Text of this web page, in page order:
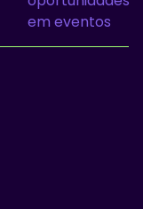
em eventos